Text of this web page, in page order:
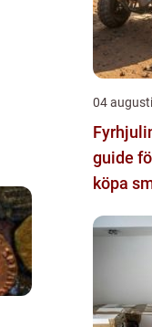
04
guide
köpa